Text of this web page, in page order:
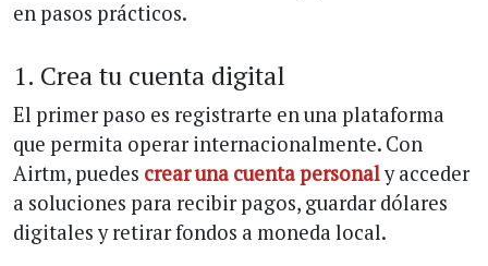
en pasos prácticos.
1. Crea tu cuenta digital
El primer paso es registrarte en una plataforma
que permita operar internacionalmente. Con
Airtm, puedes crear una cuenta personaly acceder
a soluciones para recibir pagos, guardar dólares
digitales y retirar fondos a moneda local.